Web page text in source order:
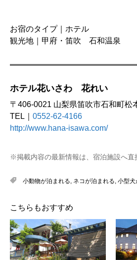
お宿のタイプ｜ホテル
観光地｜甲府・笛吹 石和温泉
ホテル花いさわ 花れい
〒406-0021 山梨県笛吹市石和町松
TEL｜ 0552-62-4166
http://www.hana-isawa.com/
※掲載内容の最新情報は、宿泊施設へ直
小動物が泊まれる ネコが泊まれる 小型犬
こちらもおすすめ